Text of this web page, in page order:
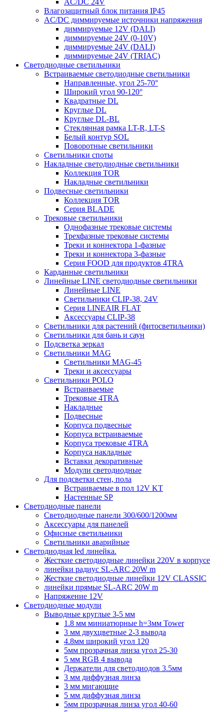
AC/DC 24V
Влагозащитный блок питания IP45
AC/DC диммируемые источники напряжения
диммируемые 12V (DALI)
диммируемые 24V (0-10V)
диммируемые 24V (DALI)
диммируемые 24V (TRIAC)
Светодиодные светильники
Встраиваемые светодиодные светильники
Направленные, угол 25-70°
Широкий угол 90-120°
Квадратные DL
Круглые DL
Круглые DL-BL
Стеклянная рамка LT-R, LT-S
Белый контур SOL
Поворотные светильники
Светильники споты
Накладные светодиодные светильники
Коллекция TOR
Накладные светильники
Подвесные светильники
Коллекция TOR
Серия BLADE
Трековые светильники
Однофазные трековые системы
Трехфазные трековые системы
Треки и коннектора 1-фазные
Треки и коннектора 3-фазные
Серия FOOD для продуктов 4TRA
Карданные светильники
Линейные LINE светодиодные светильники
Линейные LINE
Светильники CLIP-38, 24V
Серия LINEAIR FLAT
Аксессуары CLIP-38
Светильники для растений (фитосветильники)
Светильники для бань и саун
Подсветка зеркал
Светильники MAG
Светильники MAG-45
Треки и аксессуары
Светильники POLO
Встраиваемые
Трековые 4TRA
Накладные
Подвесные
Корпуса подвесные
Корпуса встраиваемые
Корпуса трековые 4TRA
Корпуса накладные
Вставки декоративные
Модули светодиодные
Для подсветки стен, пола
Встраиваемые в пол 12V KT
Настенные SP
Светодиодные панели
Светодиодные панели 300/600/1200мм
Аксессуары для панелей
Офисные светильники
Светильники аварийные
Светодиодная led линейка.
Жесткие светодиодные линейки 220V в корпусе
линейки радиус SL-ARC 20W m
Жесткие светодиодные линейки 12V CLASSIC
линейки прямые SL-ARC 20W m
Напряжение 12V
Светодиодные модули
Выводные круглые 3-5 мм
1.8 мм миниатюрные h=3мм Tower
3 мм двухцветные 2-3 вывода
4.8мм широкий угол 120
5мм прозрачная линза угол 25-30
5 мм RGB 4 вывода
Держатели для светодиодов 3.5мм
3 мм диффузная линза
3 мм мигающие
5 мм диффузная линза
5мм прозрачная линза угол 40-60